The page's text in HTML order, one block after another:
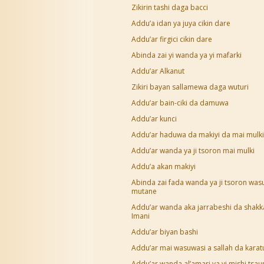
Zikirin tashi daga bacci
Addu’a idan ya juya cikin dare
Addu’ar firgici cikin dare
Abinda zai yi wanda ya yi mafarki
Addu’ar Alkanut
Zikiri bayan sallamewa daga wuturi
Addu’ar bain-ciki da damuwa
Addu’ar kunci
Addu’ar haduwa da makiyi da mai mulki
Addu’ar wanda ya ji tsoron mai mulki
Addu’a akan makiyi
Abinda zai fada wanda ya ji tsoron
mutane
Addu’ar wanda aka jarrabeshi da
Imani
Addu’ar biyan bashi
Addu’ar mai wasuwasi a sallah da